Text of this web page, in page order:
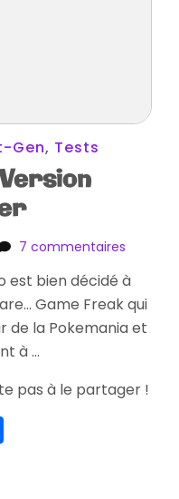
Gen, Tests
7 commentaires
Version
Argent
est bien décidé à
Game Freak qui
de la Pokemania et
à …
pas à le partager !